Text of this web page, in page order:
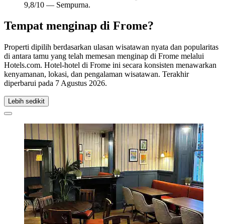
9,8/10 — Sempurna.
Tempat menginap di Frome?
Properti dipilih berdasarkan ulasan wisatawan nyata dan popularitas
di antara tamu yang telah memesan menginap di Frome melalui
Hotels.com. Hotel-hotel di Frome ini secara konsisten menawarkan
kenyamanan, lokasi, dan pengalaman wisatawan. Terakhir
diperbarui pada 7 Agustus 2026.
Lebih sedikit